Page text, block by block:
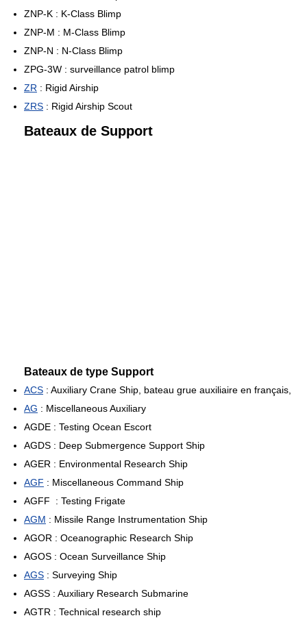
ZNP-K : K-Class Blimp
ZNP-M : M-Class Blimp
ZNP-N : N-Class Blimp
ZPG-3W : surveillance patrol blimp
ZR : Rigid Airship
ZRS : Rigid Airship Scout
Bateaux de Support
Bateaux de type Support
ACS : Auxiliary Crane Ship, bateau grue auxiliaire en français,
AG : Miscellaneous Auxiliary
AGDE : Testing Ocean Escort
AGDS : Deep Submergence Support Ship
AGER : Environmental Research Ship
AGF : Miscellaneous Command Ship
AGFF : Testing Frigate
AGM : Missile Range Instrumentation Ship
AGOR : Oceanographic Research Ship
AGOS : Ocean Surveillance Ship
AGS : Surveying Ship
AGSS : Auxiliary Research Submarine
AGTR : Technical research ship